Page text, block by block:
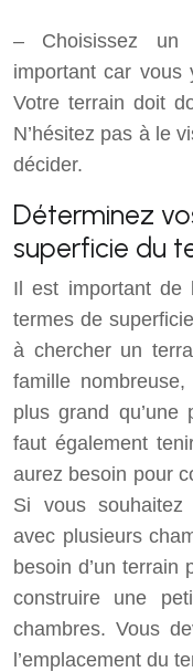
– Choisissez un
important car vous
Votre terrain doit
N’hésitez pas à le
décider.
Déterminez
superficie du
Il est important de
termes de
à chercher un
famille
plus grand
faut également
aurez besoin pour
Si vous souhaitez
avec plusieurs
besoin d’un terrain
construire une
chambres. Vous
l’emplacement du